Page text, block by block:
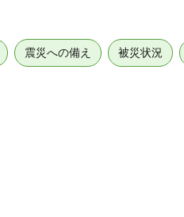
震災への備え 被災状況